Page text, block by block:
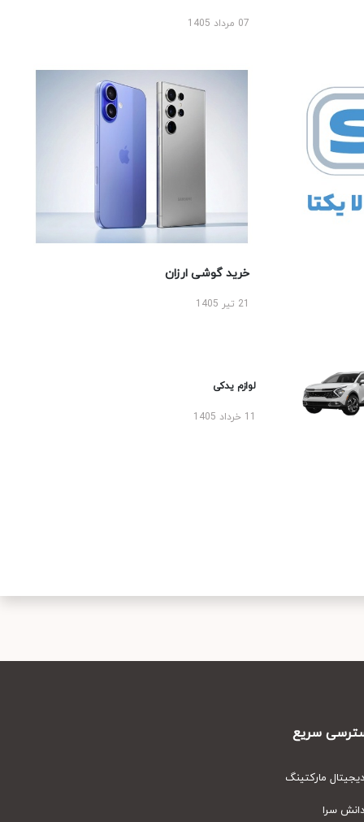
07 مرداد 1405
خرید گوشی ارزان
لوازم یدکی
سریع
مارکتینگ
سرا